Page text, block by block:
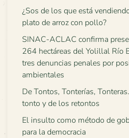
¿Sos de los que está
plato de arroz con pollo?
SINAC-ACLAC confirma
264 hectáreas del Yolillal Río
tres denuncias penales por
ambientales
De Tontos, Tonterías,
tonto y de los retontos
El insulto como método de
para la democracia